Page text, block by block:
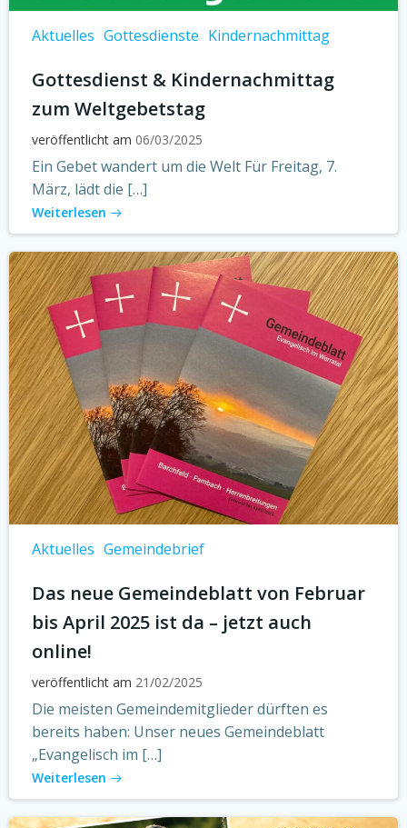
Aktuelles Gottesdienste Kindernachmittag
Gottesdienst & Kindernachmittag
zum Weltgebetstag
veröffentlicht am 06/03/2025
Ein Gebet wandert um die Welt Für Freitag, 7.
März, lädt die […]
Weiterlesen
Aktuelles Gemeindebrief
Das neue Gemeindeblatt von Februar
bis April 2025 ist da – jetzt auch
online!
veröffentlicht am 21/02/2025
Die meisten Gemeindemitglieder dürften es
bereits haben: Unser neues Gemeindeblatt
„Evangelisch im […]
Weiterlesen